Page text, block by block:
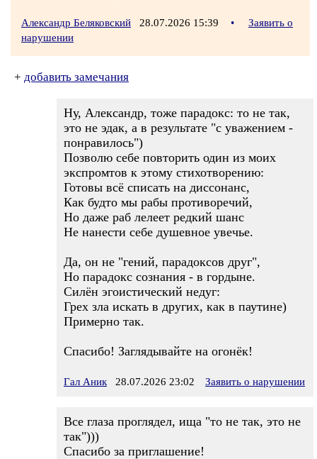
Александр Беляковский 28.07.2026 15:39 •
Заявить о
нарушении
+ добавить замечания
Ну, Александр, тоже парадокс: то не так,
это не эдак, а в результате "с уважением -
понравилось")
Позволю себе повторить один из моих
экспромтов к этому стихотворению:
Готовы всё списать на диссонанс,
Как будто мы рабы противоречий,
Но даже раб лелеет редкий шанс
Не нанести себе душевное увечье.
Да, он не "гений, парадоксов друг",
Но парадокс сознания - в гордыне.
Силён эгоистический недуг:
Грех зла искать в других, как в паутине)
Примерно так.
Спасибо! Заглядывайте на огонёк!
Гал Аник 28.07.2026 23:02 Заявить о нарушении
Все глаза проглядел, ища "то не так, это не
так")))
Спасибо за приглашение!